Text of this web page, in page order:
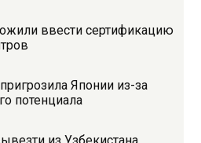
ввести сертификацию
Японии из-за
потенциала